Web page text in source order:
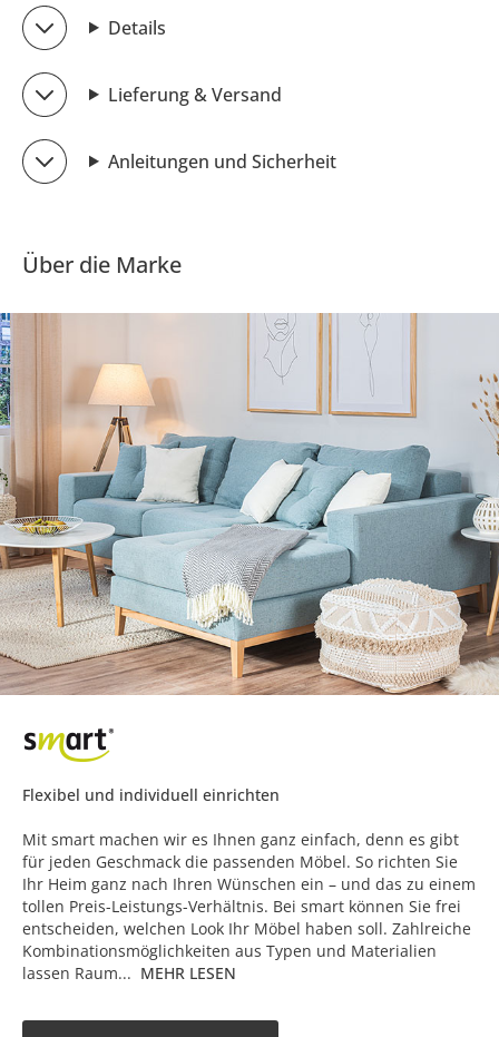
Details
Lieferung & Versand
Anleitungen und Sicherheit
Über die Marke
Flexibel und individuell einrichten
Mit smart machen wir es Ihnen ganz einfach, denn es gibt
für jeden Geschmack die passenden Möbel. So richten Sie
Ihr Heim ganz nach Ihren Wünschen ein – und das zu einem
tollen Preis-Leistungs-Verhältnis. Bei smart können Sie frei
entscheiden, welchen Look Ihr Möbel haben soll. Zahlreiche
Kombinationsmöglichkeiten aus Typen und Materialien
lassen Raum... MEHR LESEN